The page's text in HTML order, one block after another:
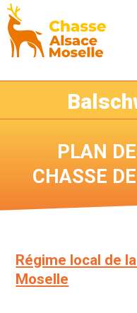
PLAN
CHASSE
Régime local de
Moselle
Cookies management panel